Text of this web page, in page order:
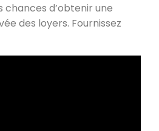
d’obtenir une
des loyers. Fournissez